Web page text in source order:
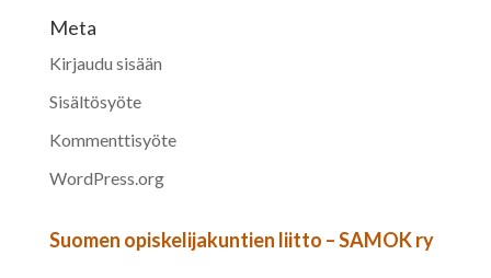
Meta
Kirjaudu sisään
Sisältösyöte
Kommenttisyöte
WordPress.org
Suomen opiskelijakuntien liitto – SAMOK ry